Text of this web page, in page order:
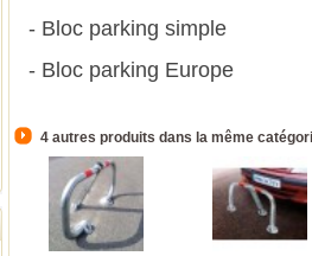
- Bloc parking simple
- Bloc parking Europe
4 autres produits dans la même